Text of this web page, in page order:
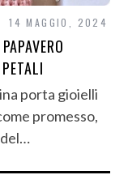
14 MAGGIO, 2024
porta gioielli
promesso,